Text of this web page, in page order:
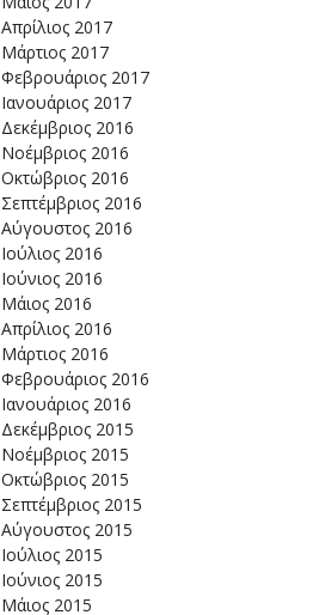
Απρίλιος 2017
Μάρτιος 2017
Φεβρουάριος 2017
Ιανουάριος 2017
Δεκέμβριος 2016
Νοέμβριος 2016
Οκτώβριος 2016
Σεπτέμβριος 2016
Αύγουστος 2016
Ιούλιος 2016
Ιούνιος 2016
Μάιος 2016
Απρίλιος 2016
Μάρτιος 2016
Φεβρουάριος 2016
Ιανουάριος 2016
Δεκέμβριος 2015
Νοέμβριος 2015
Οκτώβριος 2015
Σεπτέμβριος 2015
Αύγουστος 2015
Ιούλιος 2015
Ιούνιος 2015
Μάιος 2015